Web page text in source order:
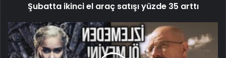
Şubatta ikinci el araç satışı yüzde 35 arttı